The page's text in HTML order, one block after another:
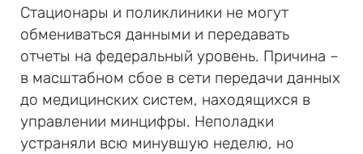
Стационары и поликлиники не могут
обмениваться данными и передавать
отчеты на федеральный уровень. Причина –
в масштабном сбое в сети передачи данных
до медицинских систем, находящихся в
управлении минцифры. Неполадки
устраняли всю минувшую неделю, но